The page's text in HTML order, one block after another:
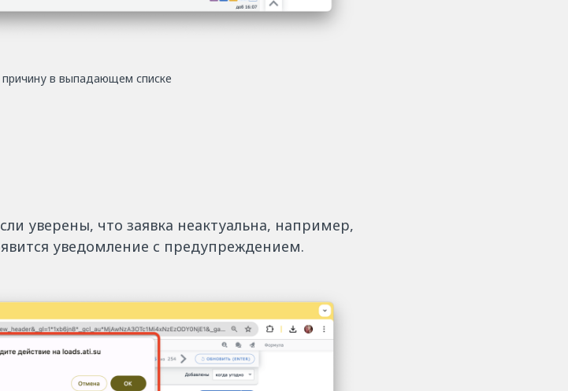
в выпадающем списке
уверены, что заявка неактуальна, например,
уведомление с предупреждением.